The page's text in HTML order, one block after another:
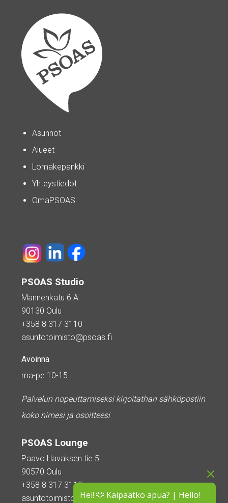
Hei! 🫶 Kaipaatko apua? | Hello!
Asunnot
Alueet
Lomakepankki
Yhteystiedot
OmaPSOAS
PSOAS Studio
Mannenkatu 6 A
90130 Oulu
+358 8 317 3110
asuntotoimisto@psoas.fi
Avoinna
ma-pe 10-15
Palvelun nopeuttamiseksi kirjoitathan sähköpostiin
koko nimesi ja osoitteesi
PSOAS Lounge
Paavo Havaksen tie 5
90570 Oulu
+358 8 317 3110
asuntotoimisto@psoas.fi